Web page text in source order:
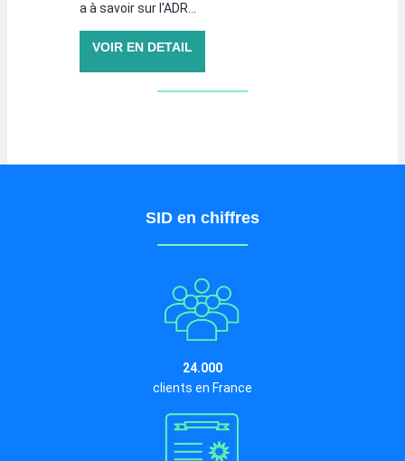
a à savoir sur l'ADR...
VOIR EN DETAIL
SID en chiffres
24.000
clients en France